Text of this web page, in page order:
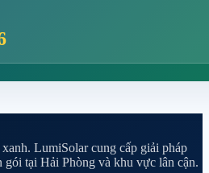
LumiSolar cung cấp giải pháp
tại Hải Phòng và khu vực lân cận.